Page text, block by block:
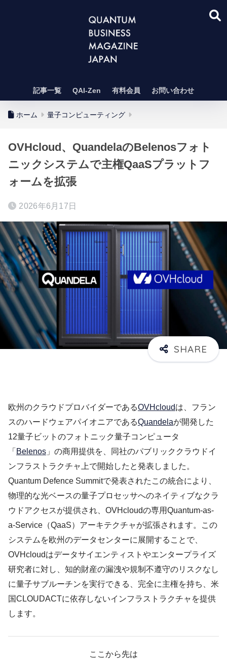
記事一覧 QAI-Zen 有料会員 お問い合わせ
ホーム 量子コンピューティング
OVHcloud、QuandelaのBelenosフォト
ニックシステムで主権QaaSプラットフ
ォームを拡張
2026年6月17日
欧州のクラウドプロバイダーであるOVHcloudは、フラン
スのハードウェアパイオニアであるQuandelaが開発した
12量子ビットのフォトニック量子コンピュータ
「 Belenos 」の商用提供を、同社のパブリッククラウドイ
ンフラストラクチャ上で開始したと発表しました。
Quantum Defence Summitで発表されたこの統合により、
物理的な光ベースの量子プロセッサへのネイティブなクラ
ウドアクセスが提供され、OVHcloudの専用Quantum-as-
a-Service（QaaS）アーキテクチャが拡張されます。この
システムを欧州のデータセンターに展開することで、
OVHcloudはデータサイエンティストやエンタープライズ
研究者に対し、知的財産の漏洩や規制不遵守のリスクなし
に量子サブルーチンを実行できる、完全に主権を持ち、米
国CLOUDACTに依存しないインフラストラクチャを提供
します。
ここから先は